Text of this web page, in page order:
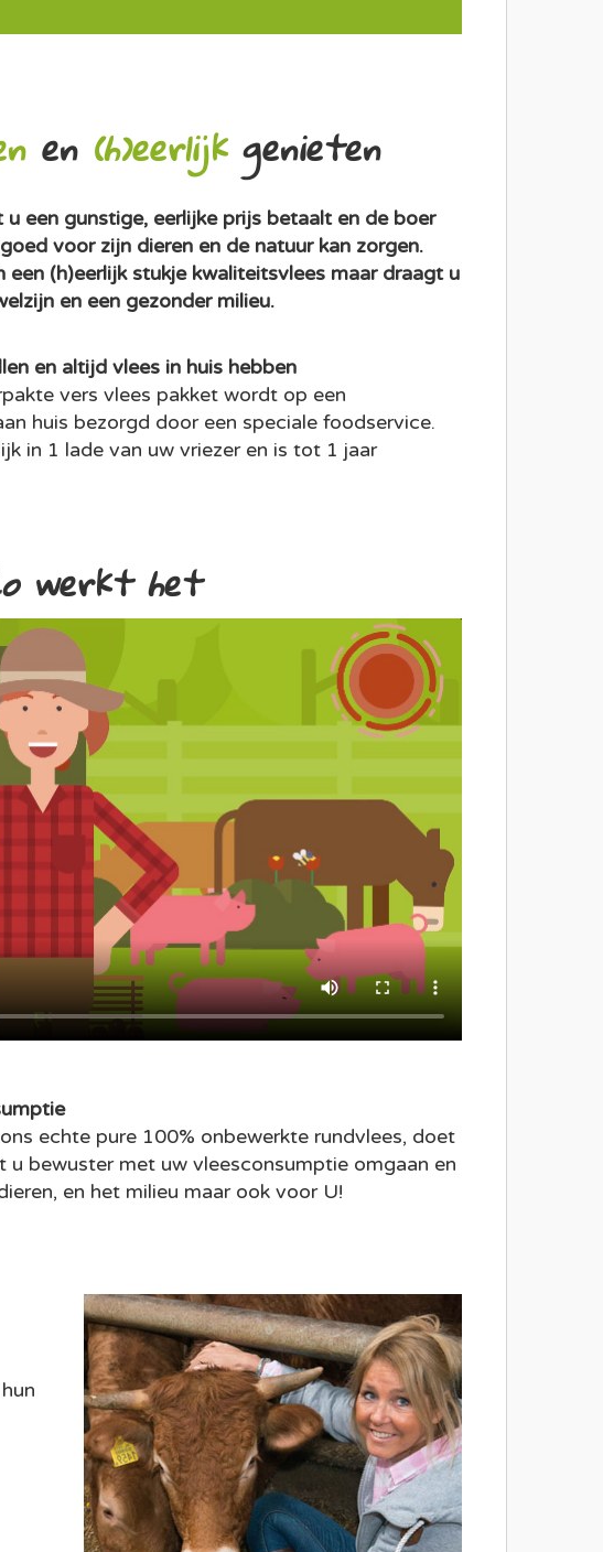
en (h)eerlijkgenieten
een gunstige, eerlijke prijs betaalt en de boer
voor zijn dieren en de natuur kan zorgen.
een (h)eerlijk stukje kwaliteitsvlees maar draagt u
en een gezonder milieu.
en altijd vlees in huis hebben
vers vlees pakket wordt op een
huis bezorgd door een speciale foodservice.
in 1 lade van uw vriezer en is tot 1 jaar
werkt het
echte pure 100% onbewerkte rundvlees, doet
u bewuster met uw vleesconsumptie omgaan en
en het milieu maar ook voor U!